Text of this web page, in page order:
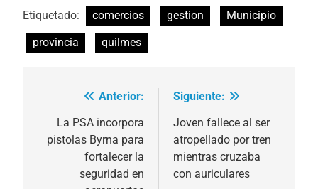
Etiquetado: comercios gestion
Municipio
provincia
quilmes
Navegación
entradas
Anterior:
La PSA incorpora
pistolas Byrna para
fortalecer la
seguridad en
Siguiente:
Joven fallece al ser
atropellado por tren
mientras cruzaba
con auriculares